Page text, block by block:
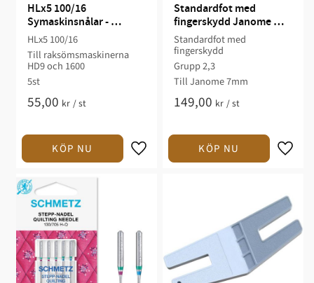
HLx5 100/16
Symaskinsnålar -
Schmetz
HLx5 100/16
Till raksömsmaskinerna
HD9 och 1600
5st
55,00 kr /st
Standardfot med
fingerskydd Janome
Grupp 2 och 3
Standardfot med
fingerskydd
Grupp 2,3
Till Janome 7mm
149,00 kr /st